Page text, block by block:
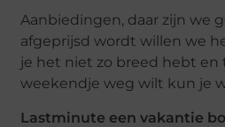
Aanbiedingen, daar zijn we
afgeprijsd wordt willen we
je het niet zo breed hebt en
weekendje weg wilt kun je
Lastminute een vakantie